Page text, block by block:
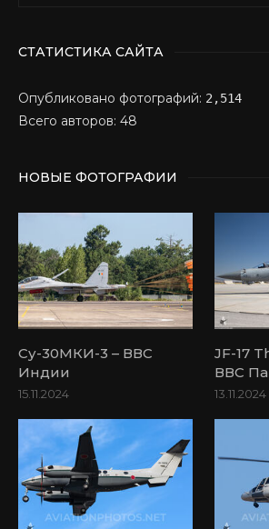
СТАТИСТИКА САЙТА
Опубликовано фотографий: 2,514
Всего авторов: 48
НОВЫЕ ФОТОГРАФИИ
Су-30МКИ-3 – ВВС
Индии
15.11.2024
JF-17
ВВС
13.11.2024